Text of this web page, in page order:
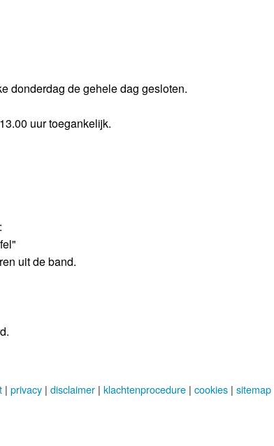
donderdag de gehele dag gesloten.
uur toegankelijk.
uit de band.
|privacy |disclaimer |klachtenprocedure |cookies |sitemap